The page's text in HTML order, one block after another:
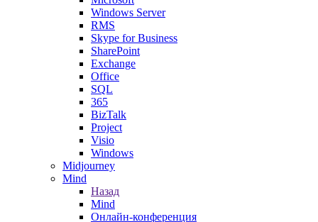
Windows Server
RMS
Skype for Business
SharePoint
Exchange
Office
SQL
365
BizTalk
Project
Visio
Windows
Midjourney
Mind
Назад
Mind
Онлайн-конференция